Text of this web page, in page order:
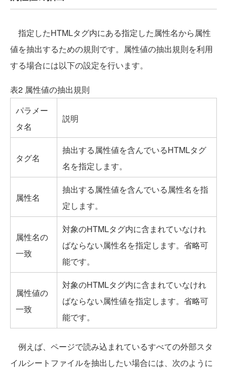
指定したHTMLタグ内にある指定した属性名から属性
値を抽出するための規則です。属性値の抽出規則を利用
する場合には以下の設定を行います。
表2 属性値の抽出規則
パラメー
タ名
説明
タグ名
抽出する属性値を含んでいるHTMLタグ
名を指定します。
属性名
抽出する属性値を含んでいる属性名を指
定します。
属性名の
一致
対象のHTMLタグ内に含まれていなけれ
ばならない属性名を指定します。省略可
能です。
属性値の
一致
対象のHTMLタグ内に含まれていなけれ
ばならない属性値を指定します。省略可
能です。
例えば、ページで読み込まれているすべての外部スタ
イルシートファイルを抽出したい場合には、次のように